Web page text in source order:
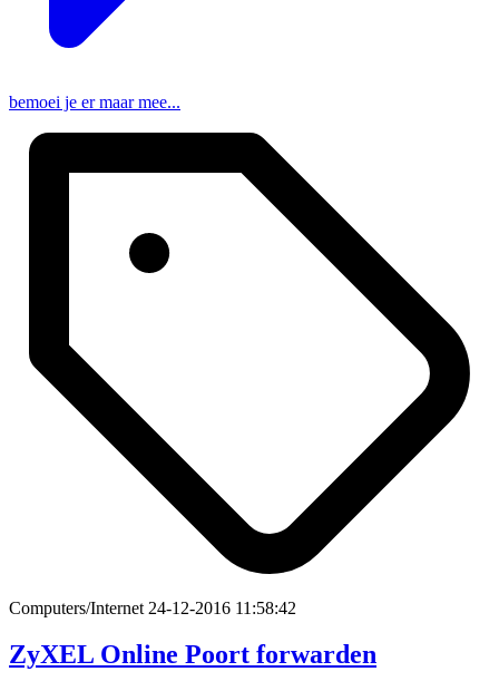
bemoei je er maar mee...
Computers/Internet 24-12-2016 11:58:42
ZyXEL Online Poort forwarden